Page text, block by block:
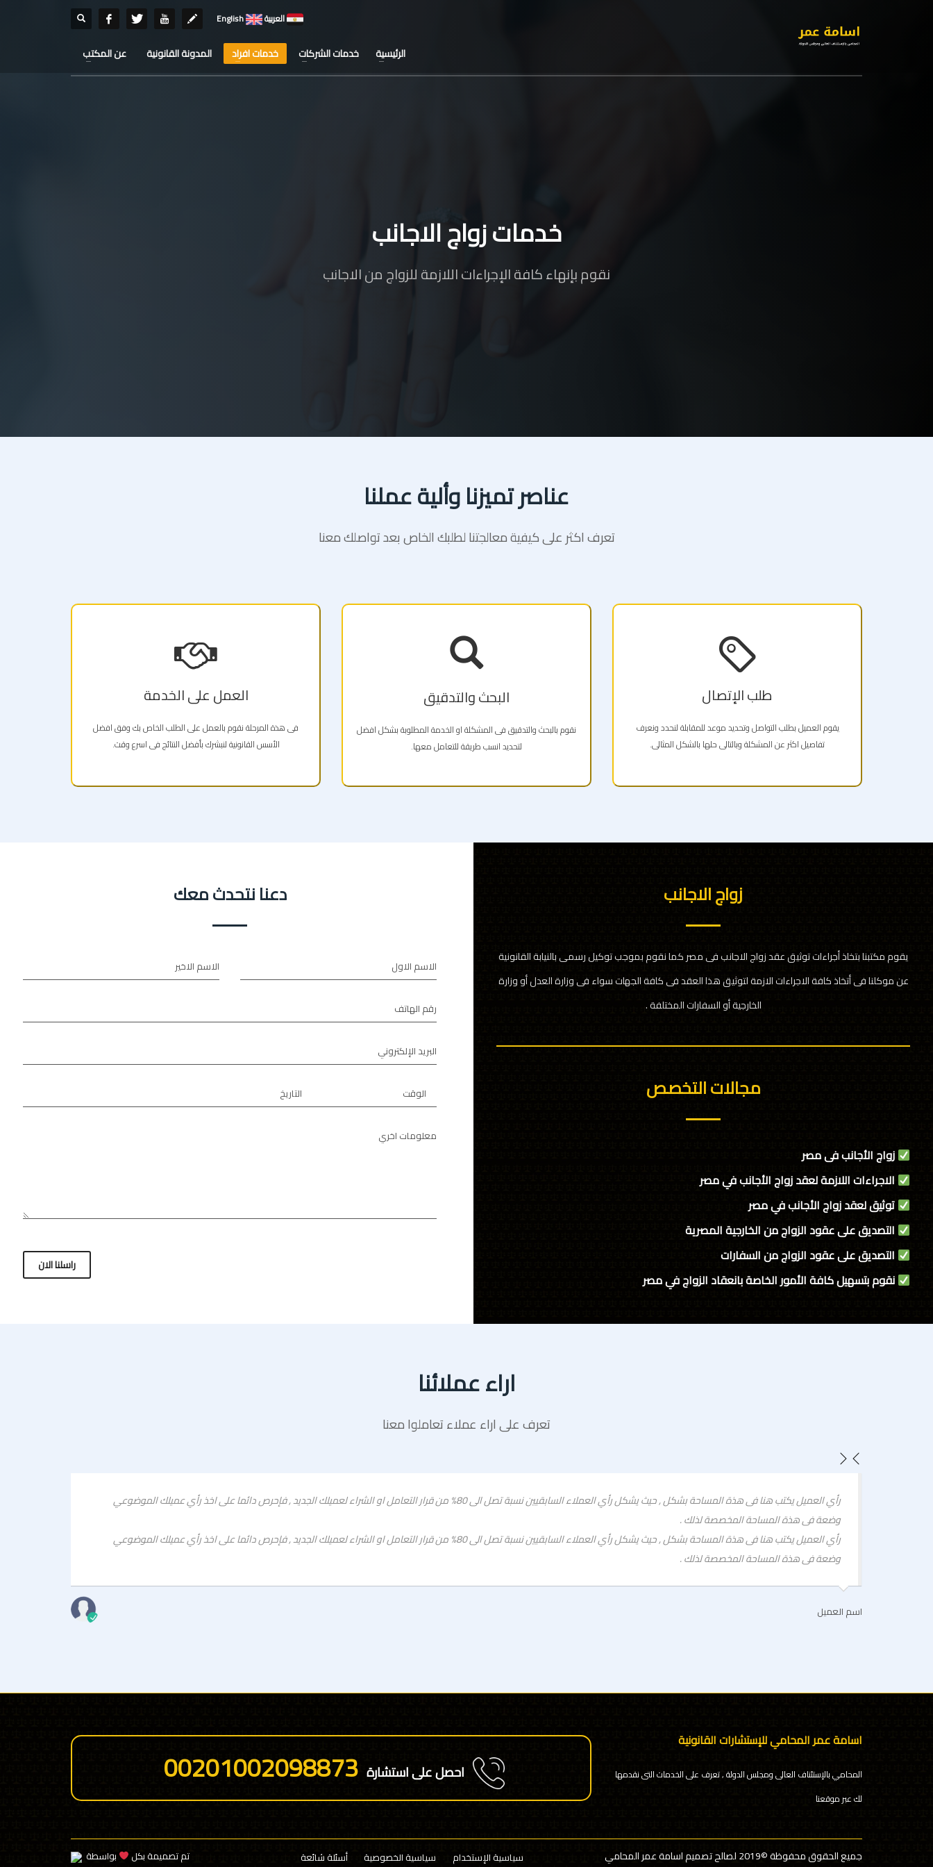
العربية English
الرئيسية خدمات الشركات خدمات افراد المدونة القانونية عن المكتب
خدمات زواج الاجانب
نقوم بإنهاء كافة الإجراءات اللازمة للزواج من الاجانب
عناصر تميزنا وألية عملنا
تعرف اكثر على كيفية معالجتنا لطلبك الخاص بعد تواصلك معنا
طلب الإتصال
يقوم العميل بطلب التواصل وتحديد موعد للمقابلة لنحدد ونعرف
تفاصيل اكثر عن المشكلة وبالتالى حلها بالشكل المثالى.
البحث والتدقيق
نقوم بالبحث والتدقيق فى المشكلة او الخدمة المطلوبة بشكل افضل
لتحديد انسب طريقة للتعامل معها.
العمل على الخدمة
فى هذة المرحلة نقوم بالعمل على الطلب الخاص بك وفق افضل
الأسس القانونية لنبشرك بأفضل النتائج فى اسرع وقت.
زواج الاجانب
يقوم مكتبنا بتخاذ أجراءات توثيق عقد زواج الاجانب فى مصر كما نقوم بموجب توكيل رسمى بالنيابة القانونية
عن موكلنا فى أتخاذ كافة الاجراءات الازمة لتوثيق هذا العقد فى كافة الجهات سواء فى وزارة العدل أو وزارة
الخارجية أو السفارات المختلفة .
مجالات التخصص
زواج الأجانب فى مصر
الاجراءات اللازمة لعقد زواج الأجانب في مصر
توثيق لعقد زواج الأجانب في مصر
التصديق على عقود الزواج من الخارجية المصرية
التصديق على عقود الزواج من السفارات
نقوم بتسهيل كافة الأمور الخاصة بانعقاد الزواج في مصر
دعنا نتحدث معك
الاسم الاول الاسم الاخير
رقم الهاتف
البريد الإلكتروني
التاريخ الوقت
معلومات اخري
راسلنا الان
اراء عملائنا
تعرف على اراء عملاء تعاملوا معنا
رأي العميل يكتب هنا فى هذة المساحة بشكل , حيث يشكل رأي العملاء السابقيين نسبة تصل الى 80% من قرار التعامل او الشراء لعميلك الجديد , فإحرص دائما على اخذ رأي عميلك الموضوعي
وضعة فى هذة المساحة المخصصة لذلك .
رأي العميل يكتب هنا فى هذة المساحة بشكل , حيث يشكل رأي العملاء السابقيين نسبة تصل الى 80% من قرار التعامل او الشراء لعميلك الجديد , فإحرص دائما على اخذ رأي عميلك الموضوعي
وضعة فى هذة المساحة المخصصة لذلك .
اسم العميل
اسامة عمر المحامي للإستشارات القانونية
المحامي بالإستئناف العالى ومجلس الدولة , تعرف على الخدمات التى نقدمها
لك عبر موقعنا
احصل على استشارة00201002098873
جميع الحقوق محفوظة©2019 لصالح تصميم اسامة عمر المحامي أسئلة شائعة سياسية الخصوصية سياسية الإستخدام تم تصميمة بكل بواسطة